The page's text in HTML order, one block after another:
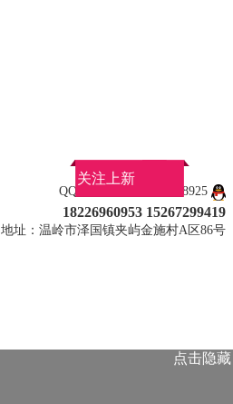
QQ：917446347 463038925
18226960953 15267299419
地址：温岭市泽国镇夹屿金施村A区86号
关注上新
点击隐藏